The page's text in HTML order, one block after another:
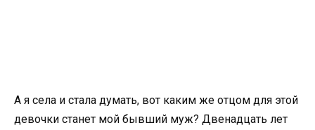
А я села и стала думать, вот каким же отцом для этой
девочки станет мой бывший муж? Двенадцать лет